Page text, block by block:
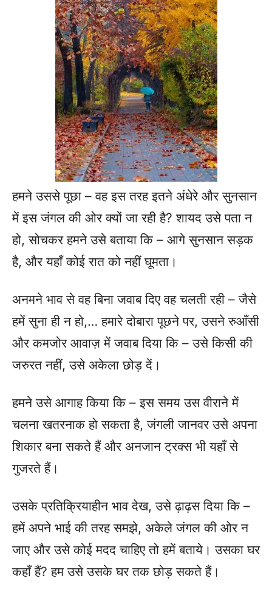
हमने उससे पूछा – वह इस तरह इतने अंधेरे और सुनसान
में इस जंगल की ओर क्यों जा रही है? शायद उसे पता न
हो, सोचकर हमने उसे बताया कि – आगे सुनसान सड़क
है, और यहाँ कोई रात को नहीं घूमता।
अनमने भाव से वह बिना जवाब दिए वह चलती रही – जैसे
हमें सुना ही न हो,… हमारे दोबारा पूछने पर, उसने रुआँसी
और कमजोर आवाज़ में जवाब दिया कि – उसे किसी की
जरुरत नहीं, उसे अकेला छोड़ दें।
हमने उसे आगाह किया कि – इस समय उस वीराने में
चलना खतरनाक हो सकता है, जंगली जानवर उसे अपना
शिकार बना सकते हैं और अनजान ट्रक्स भी यहाँ से
गुजरते हैं।
उसके प्रतिक्रियाहीन भाव देख, उसे ढ़ाढ़स दिया कि –
हमें अपने भाई की तरह समझे, अकेले जंगल की ओर न
जाए और उसे कोई मदद चाहिए तो हमें बताये। उसका घर
कहाँ हैं? हम उसे उसके घर तक छोड़ सकते हैं।